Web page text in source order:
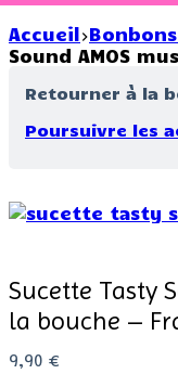
Accueil
Sound AMOS
Poursuivre les
Retourner à la
Sucette Tasty
la bouche –
9,90 €